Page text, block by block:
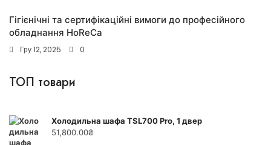
Гігієнічні та сертифікаційні вимоги до професійного
обладнання HoReCa
Гру 12, 2025 0
ТОП товари
Холодильна шафа TSL700 Pro, 1 двер
51,800.00₴